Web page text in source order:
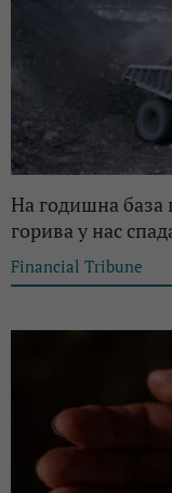
На годишна база
горива у нас
Financial Tribune